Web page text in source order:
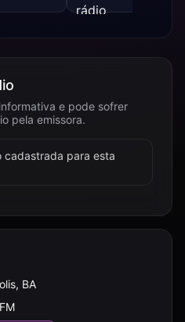
e pode sofrer
pela emissora.
cadastrada para esta
BA